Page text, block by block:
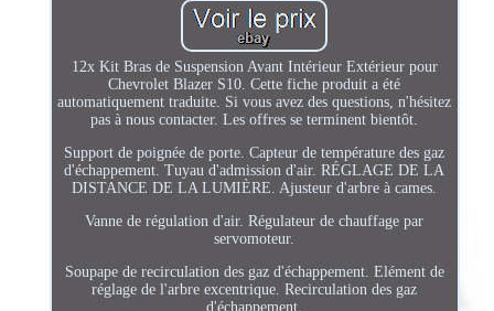
12x Kit Bras de Suspension Avant Intérieur Extérieur pour
Chevrolet Blazer S10. Cette fiche produit a été
automatiquement traduite. Si vous avez des questions, n'hésitez
pas à nous contacter. Les offres se terminent bientôt.
Support de poignée de porte. Capteur de température des gaz
d'échappement. Tuyau d'admission d'air. RÉGLAGE DE LA
DISTANCE DE LA LUMIÈRE. Ajusteur d'arbre à cames.
Vanne de régulation d'air. Régulateur de chauffage par
servomoteur.
Soupape de recirculation des gaz d'échappement. Elément de
réglage de l'arbre excentrique. Recirculation des gaz
d'échappement.